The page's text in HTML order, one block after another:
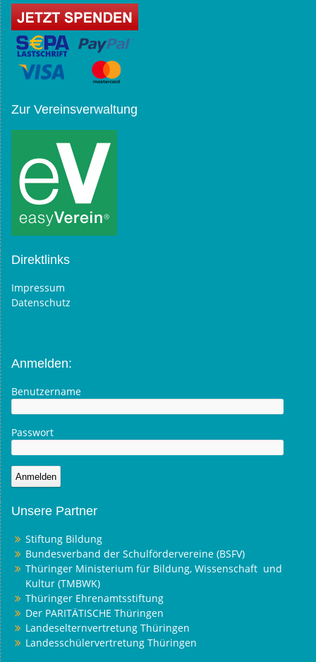
Zur Vereinsverwaltung
Direktlinks
Impressum
Datenschutz
Anmelden:
Benutzername
Passwort
Unsere Partner
Stiftung Bildung
Bundesverband der Schulfördervereine (BSFV)
Thüringer Ministerium für Bildung, Wissenschaft und
Kultur (TMBWK)
Thüringer Ehrenamtsstiftung
Der PARITÄTISCHE Thüringen
Landeselternvertretung Thüringen
Landesschülervertretung Thüringen